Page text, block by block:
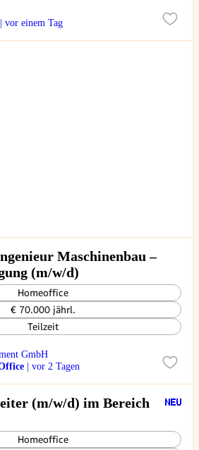
| vor einem Tag
Maschinenbau –
(m/w/d)
Homeoffice
€ 70.000 jährl.
Teilzeit
GmbH
| vor 2 Tagen
(m/w/d) im Bereich
Homeoffice